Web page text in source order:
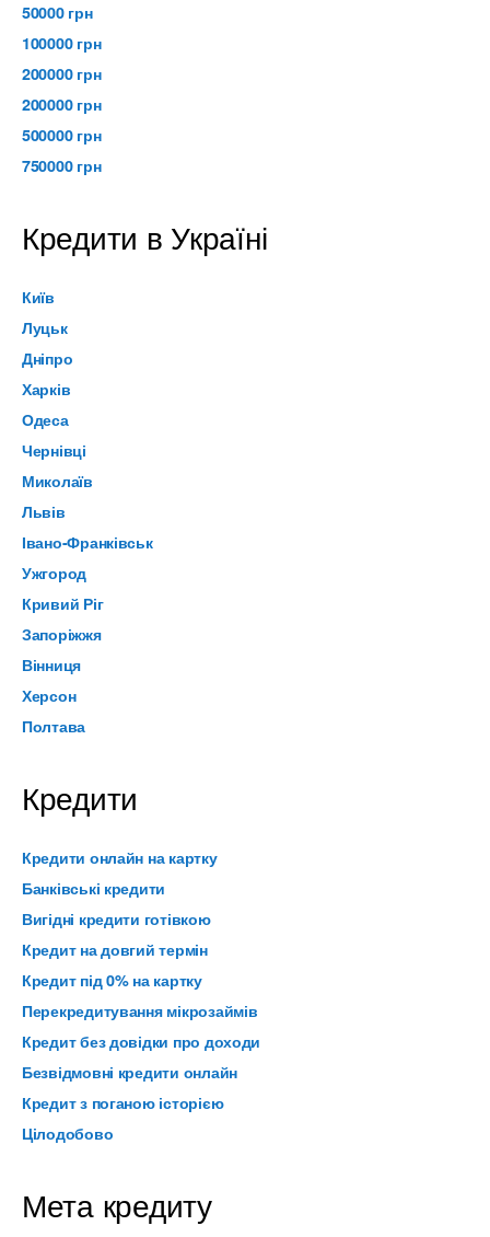
50000 грн
100000 грн
200000 грн
200000 грн
500000 грн
750000 грн
Кредити в Україні
Київ
Луцьк
Дніпро
Харків
Одеса
Чернівці
Миколаїв
Львів
Івано-Франківськ
Ужгород
Кривий Ріг
Запоріжжя
Вінниця
Херсон
Полтава
Кредити
Кредити онлайн на картку
Банківські кредити
Вигідні кредити готівкою
Кредит на довгий термін
Кредит під 0% на картку
Перекредитування мікрозаймів
Кредит без довідки про доходи
Безвідмовні кредити онлайн
Кредит з поганою історією
Цілодобово
Мета кредиту